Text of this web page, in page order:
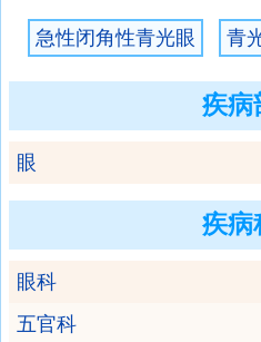
急性闭角性青光眼 青
疾病
眼
疾病
眼科
五官科